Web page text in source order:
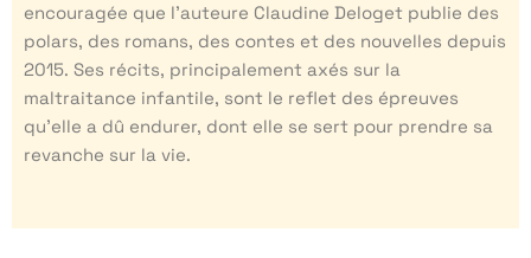
encouragée que l’auteure Claudine Deloget publie des
polars, des romans, des contes et des nouvelles depuis
2015. Ses récits, principalement axés sur la
maltraitance infantile, sont le reflet des épreuves
qu’elle a dû endurer, dont elle se sert pour prendre sa
revanche sur la vie.